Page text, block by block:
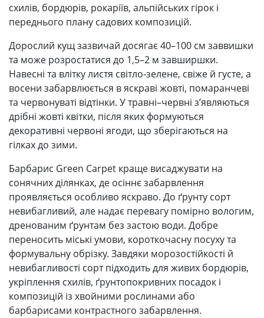
схилів, бордюрів, рокаріїв, альпійських гірок і
переднього плану садових композицій.
Дорослий кущ зазвичай досягає 40–100 см заввишки
та може розростатися до 1,5–2 м завширшки.
Навесні та влітку листя світло-зелене, свіже й густе, а
восени забарвлюється в яскраві жовті, помаранчеві
та червонуваті відтінки. У травні–червні з’являються
дрібні жовті квітки, після яких формуються
декоративні червоні ягоди, що зберігаються на
гілках до зими.
Барбарис Green Carpet краще висаджувати на
сонячних ділянках, де осіннє забарвлення
проявляється особливо яскраво. До ґрунту сорт
невибагливий, але надає перевагу помірно вологим,
дренованим ґрунтам без застою води. Добре
переносить міські умови, короткочасну посуху та
формувальну обрізку. Завдяки морозостійкості й
невибагливості сорт підходить для живих бордюрів,
укріплення схилів, ґрунтопокривних посадок і
композицій із хвойними рослинами або
барбарисами контрастного забарвлення.